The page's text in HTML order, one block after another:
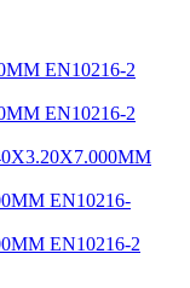
EN10216-2
EN10216-2
EN10216-
EN10216-2